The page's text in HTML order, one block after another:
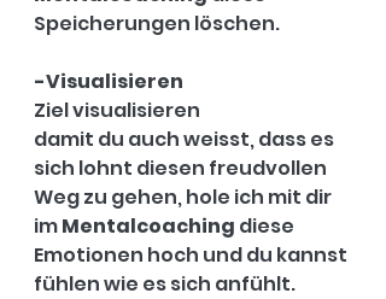
Speicherungen löschen.
-Visualisieren
Ziel visualisieren
damit du auch weisst, dass es
sich lohnt diesen freudvollen
Weg zu gehen, hole ich mit dir
im Mentalcoaching diese
Emotionen hoch und du kannst
fühlen wie es sich anfühlt.